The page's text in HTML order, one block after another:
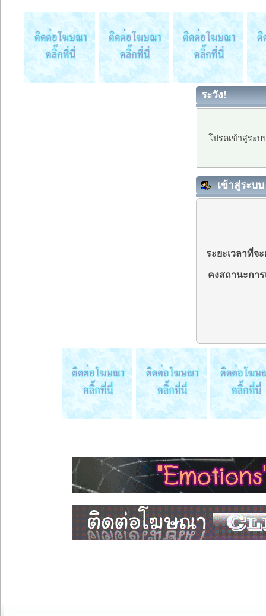
ระวัง!
โปรดเข้าสู่ระ
เข้าสู่ระบบ
ระยะเวลาที่จ
คงสถานะกา